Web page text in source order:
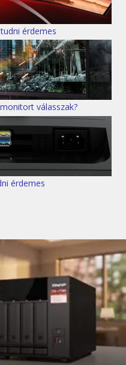
érdemes
válasszak?
érdemes